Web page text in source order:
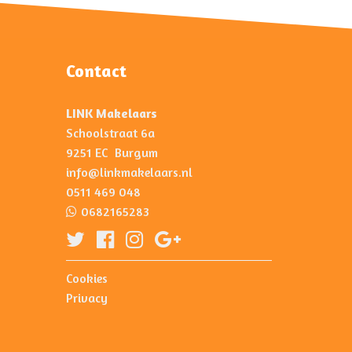
Contact
LINK Makelaars
Schoolstraat 6a
9251 EC Burgum
info@linkmakelaars.nl
0511 469 048
0682165283
Cookies
Privacy